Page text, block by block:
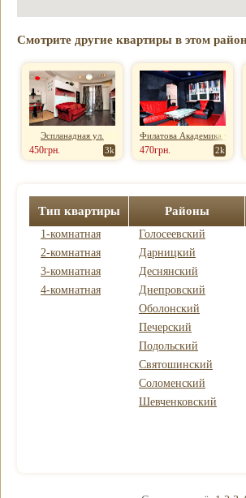
Смотрите другие квартиры в этом
Эспланадная ул.
450грн. 3k
Филатова Академика ул.
470грн. 2k
Тип квартиры Районы
1-комнатная
2-комнатная
3-комнатная
4-комнатная
Голосеевский
Дарницкий
Деснянский
Днепровский
Оболонский
Печерский
Подольский
Святошинский
Соломенский
Шевченковский